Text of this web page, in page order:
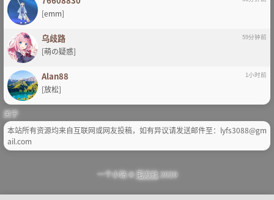
[emm]
乌歧路 59分钟前
[萌の疑惑]
Alan88 1小时前
[放松]
关于
本站所有资源均来自互联网或网友投稿，如有异议请发送邮件至：lyfs3088@gm
ail.com
一个小站 ©宅方社2020